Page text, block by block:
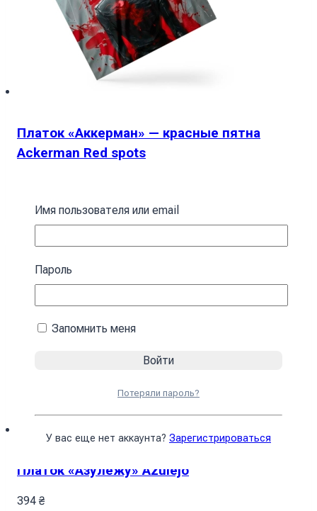
Платок «Аккерман» — красные пятна
Ackerman Red spots
Платок «Азулежу» Azulejo
394 ₴
Имя пользователя или email
Пароль
Запомнить меня
Потеряли пароль?
У вас еще нет аккаунта? Зарегистрироваться